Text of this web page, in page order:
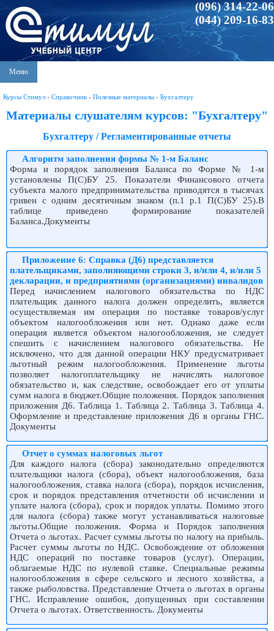
(096) 314-22-06
(044) 209-16-83
Меню
Курсы Стимул › Справочник › Полезные материалы › Бухгалтеру
Материалы слушателям курсов: "Бухгалтеру"
Бухгалтеру / Регламентированные отчеты
Алгоритм заполнения формы № 1-м Баланс
Форма и порядок заполнения Баланса по Форме № 1-м
установлены П(С)БУ 25. Показатели Финансового отчета
субъекта малого предпринимательства приводятся в тысячах
гривен с одним десятичным знаком (п.1 р.1 П(С)БУ 25).В
таблице приведено формирование показателей
Баланса.Документы
Приложение 6: Справка (Д6) представляется
плательщиками, заполняющими строки 3, и/или 4, и/или 5
декларации, и предприятиями (организациями) инвалидов
Перед начислением налогового обязательства по НДС
плательщик данного налога должен определить, является
осуществляемая им операция по поставке товаров/услуг
объектом налогообложения или нет. Однако даже если
операция является объектом налогообложения, не следует
спешить с начислением налогового обязательства. Не
исключено, что для данной операции НКУ предусматривает
льготный режим налогообложения. Применение льготы
позволяет налогоплательщику не начислять налоговое
обязательство и, как следствие, освобождает его от уплаты
сумм налога в бюджет.Общие положения. Порядок заполнения
приложения Д6. Таблица 1. Таблица 2. Таблица 3. Таблица 4.
Оформление и представление приложения Д6 в органы ГНС.
Документы
Отчет о суммах налоговых льгот
Для каждого налога (сбора) законодательно определяются
плательщики налога (сбора), объект налогообложения, база
налогообложения, ставка налога (сбора), порядок исчисления,
срок и порядок представления отчетности об исчислении и
уплате налога (сбора), срок и порядок уплаты. Помимо этого
для налога (сбора) также могут устанавливаться налоговые
льготы.Общие положения. Форма и Порядок заполнения
Отчета о льготах. Расчет суммы льготы по налогу на прибыль.
Расчет суммы льготы по НДС. Освобождение от обложения
НДС операций по поставке товаров (услуг). Операции,
облагаемые НДС по нулевой ставке. Специальные режимы
налогообложения в сфере сельского и лесного хозяйства, а
также рыболовства. Представление Отчета о льготах в органы
ГНС. Исправление ошибок, допущенных при составлении
Отчета о льготах. Ответственность. Документы